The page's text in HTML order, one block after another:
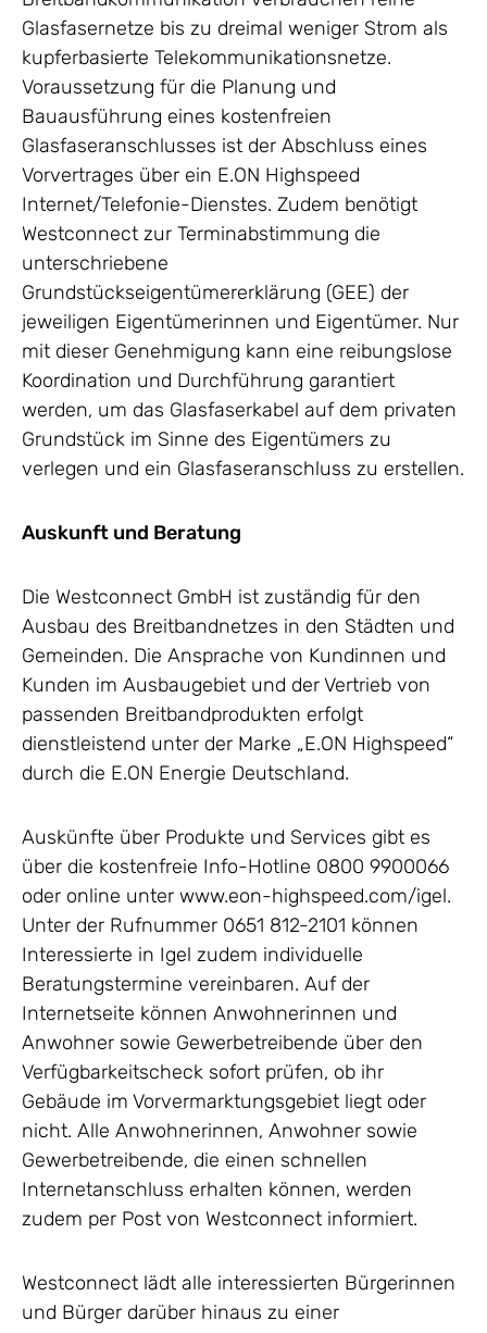
Glasfasernetze bis zu dreimal weniger Strom als
kupferbasierte Telekommunikationsnetze.
Voraussetzung für die Planung und
Bauausführung eines kostenfreien
Glasfaseranschlusses ist der Abschluss eines
Vorvertrages über ein E.ON Highspeed
Internet/Telefonie-Dienstes. Zudem benötigt
Westconnect zur Terminabstimmung die
unterschriebene
Grundstückseigentümererklärung (GEE) der
jeweiligen Eigentümerinnen und Eigentümer. Nur
mit dieser Genehmigung kann eine reibungslose
Koordination und Durchführung garantiert
werden, um das Glasfaserkabel auf dem privaten
Grundstück im Sinne des Eigentümers zu
verlegen und ein Glasfaseranschluss zu erstellen.
Auskunft und Beratung
Die Westconnect GmbH ist zuständig für den
Ausbau des Breitbandnetzes in den Städten und
Gemeinden. Die Ansprache von Kundinnen und
Kunden im Ausbaugebiet und der Vertrieb von
passenden Breitbandprodukten erfolgt
dienstleistend unter der Marke „E.ON Highspeed“
durch die E.ON Energie Deutschland.
Auskünfte über Produkte und Services gibt es
über die kostenfreie Info-Hotline 0800 9900066
oder online unter www.eon-highspeed.com/igel.
Unter der Rufnummer 0651 812-2101 können
Interessierte in Igel zudem individuelle
Beratungstermine vereinbaren. Auf der
Internetseite können Anwohnerinnen und
Anwohner sowie Gewerbetreibende über den
Verfügbarkeitscheck sofort prüfen, ob ihr
Gebäude im Vorvermarktungsgebiet liegt oder
nicht. Alle Anwohnerinnen, Anwohner sowie
Gewerbetreibende, die einen schnellen
Internetanschluss erhalten können, werden
zudem per Post von Westconnect informiert.
Westconnect lädt alle interessierten Bürgerinnen
und Bürger darüber hinaus zu einer